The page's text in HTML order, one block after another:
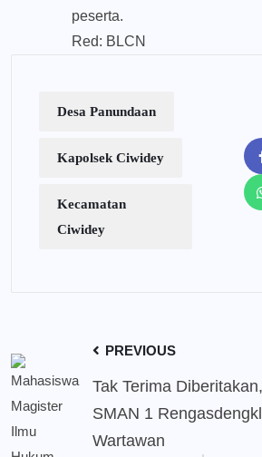
peserta.
Red: BLCN
Desa Panundaan
Kapolsek Ciwidey
Kecamatan
Ciwidey
PREVIOUS
Tak Terima
SMAN 1
Wartawan